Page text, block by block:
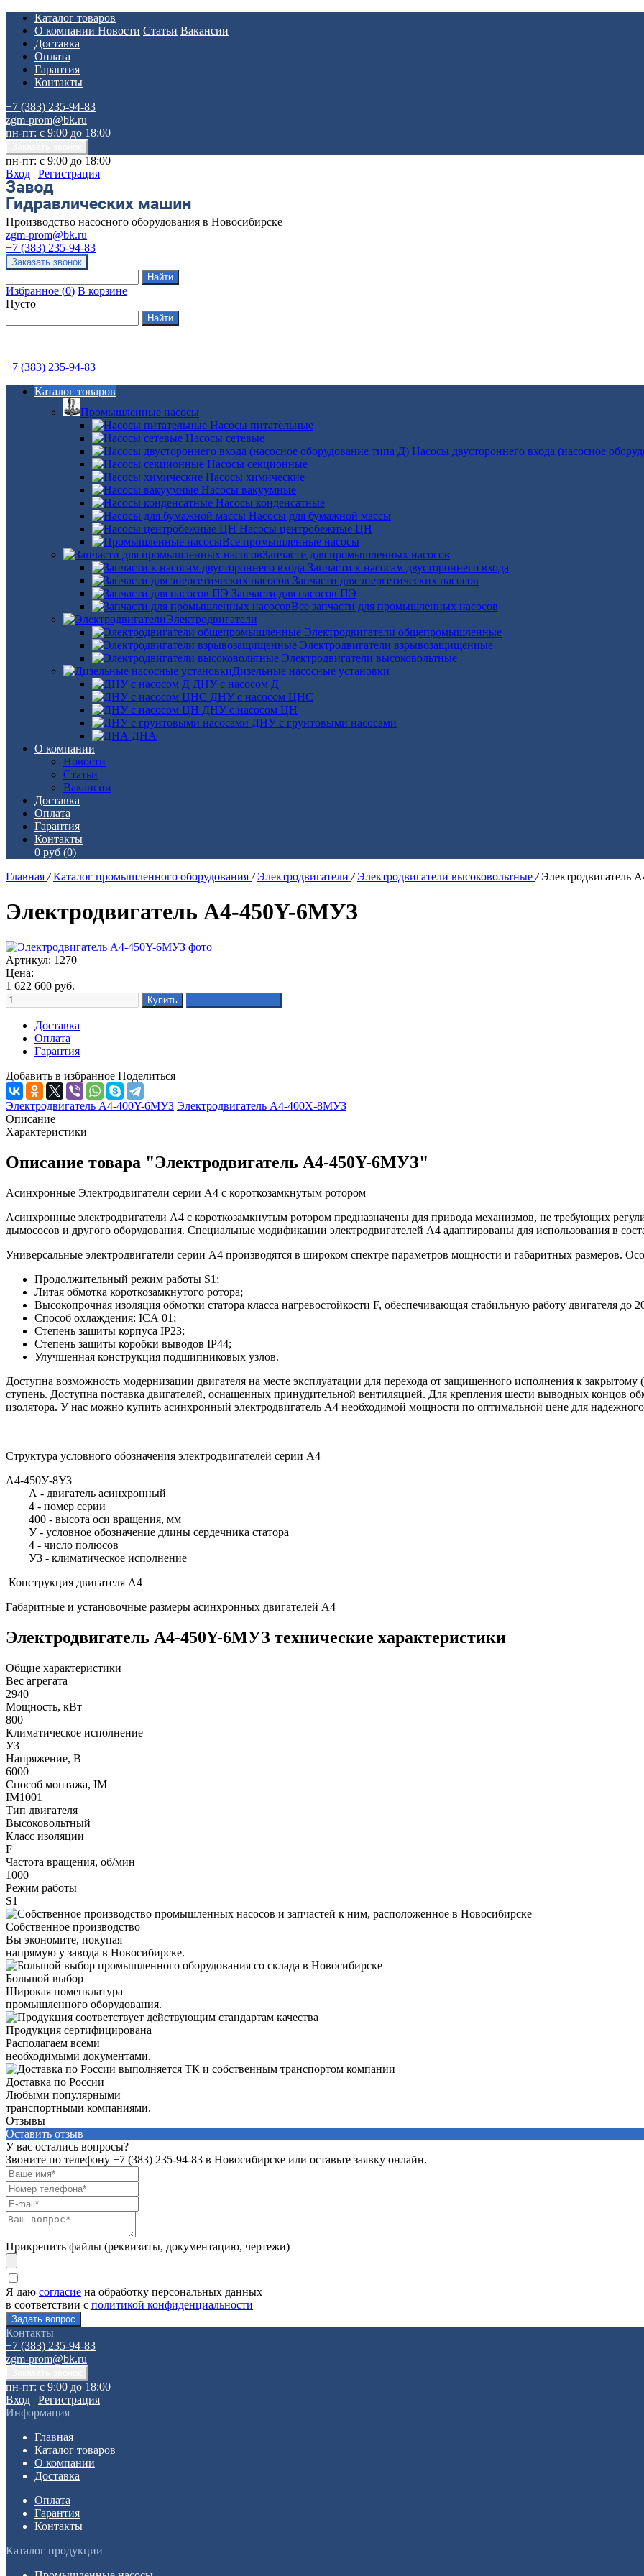
Каталог товаров
О компании Новости Статьи Вакансии
Доставка
Оплата
Гарантия
Контакты
+7 (383) 235-94-83
zgm-prom@bk.ru
пн-пт: с 9:00 до 18:00
пн-пт: с 9:00 до 18:00
Вход | Регистрация
Производство насосного оборудования в Новосибирске
zgm-prom@bk.ru
+7 (383) 235-94-83
Избранное (0) В корзине
Пусто
+7 (383) 235-94-83
Каталог товаров
Промышленные насосы
Насосы питательные
Насосы сетевые
Насосы двустороннего входа (насосное
Насосы секционные
Насосы химические
Насосы вакуумные
Насосы конденсатные
Насосы для бумажной массы
Насосы центробежные ЦН
Все промышленные насосы
Запчасти для промышленных насосов
Запчасти к насосам двустороннего входа
Запчасти для энергетических насосов
Запчасти для насосов ПЭ
Все запчасти для промышленных насосов
Электродвигатели
Электродвигатели общепромышленные
Электродвигатели взрывозащищенные
Электродвигатели высоковольтные
Дизельные насосные установки
ДНУ с насосом Д
ДНУ с насосом ЦНС
ДНУ с насосом ЦН
ДНУ с грунтовыми насосами
ДНА
О компании
Новости
Статьи
Вакансии
Доставка
Оплата
Гарантия
Контакты
0 руб (0)
Главная / Каталог промышленного оборудования / Электродвигатели / Электродвигатели высоковольтные / Электродвигатель
Электродвигатель А4-450Y-6MУЗ
Артикул: 1270
Цена:
1 622 600 руб.
Доставка
Оплата
Гарантия
Добавить в избранное Поделиться
Электродвигатель А4-400Y-6MУЗ Электродвигатель А4-400Х-8MУЗ
Описание
Характеристики
Описание товара "Электродвигатель А4-450Y-6MУЗ"
Асинхронные Электродвигатели серии А4 с короткозамкнутым ротором
Асинхронные электродвигатели А4 с короткозамкнутым ротором предназначены для привода механизмов, не требующих
дымососов и другого оборудования. Специальные модификации электродвигателей А4 адаптированы для использования в
Универсальные электродвигатели серии А4 производятся в широком спектре параметров мощности и габаритных размеров.
Продолжительный режим работы S1;
Литая обмотка короткозамкнутого ротора;
Высокопрочная изоляция обмотки статора класса нагревостойкости F, обеспечивающая стабильную работу двигателя до
Способ охлаждения: ICA 01;
Степень защиты корпуса IP23;
Степень защиты коробки выводов IP44;
Улучшенная конструкция подшипниковых узлов.
Доступна возможность модернизации двигателя на месте эксплуатации для перехода от защищенного исполнения к
ступень. Доступна поставка двигателей, оснащенных принудительной вентиляцией. Для крепления шести выводных концов
изолятора. У нас можно купить асинхронный электродвигатель А4 необходимой мощности по оптимальной цене для
Структура условного обозначения электродвигателей серии А4
А4-450У-8У3
А - двигатель асинхронный
4 - номер серии
400 - высота оси вращения, мм
У - условное обозначение длины сердечника статора
4 - число полюсов
У3 - климатическое исполнение
Конструкция двигателя А4
Габаритные и установочные размеры асинхронных двигателей А4
Электродвигатель А4-450Y-6MУЗ технические характеристики
Общие характеристики
Вес агрегата
2940
Мощность, кВт
800
Климатическое исполнение
У3
Напряжение, В
6000
Способ монтажа, IM
IM1001
Тип двигателя
Высоковольтный
Класс изоляции
F
Частота вращения, об/мин
1000
Режим работы
S1
Собственное производство
Вы экономите, покупая
напрямую у завода в Новосибирске.
Большой выбор
Широкая номенклатура
промышленного оборудования.
Продукция сертифицирована
Располагаем всеми
необходимыми документами.
Доставка по России
Любыми популярными
транспортными компаниями.
Отзывы
Оставить отзыв
У вас остались вопросы?
Звоните по телефону +7 (383) 235-94-83 в Новосибирске или оставьте заявку онлайн.
Прикрепить файлы (реквизиты, документацию, чертежи)
Я даю согласие на обработку персональных данных
в соответствии с политикой конфиденциальности
Контакты
+7 (383) 235-94-83
zgm-prom@bk.ru
пн-пт: с 9:00 до 18:00
Вход | Регистрация
Информация
Главная
Каталог товаров
О компании
Доставка
Оплата
Гарантия
Контакты
Каталог продукции